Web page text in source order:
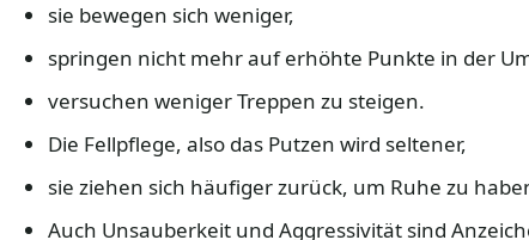
sie bewegen sich weniger,
springen nicht mehr auf erhöhte Punkte in der
versuchen weniger Treppen zu steigen.
Die Fellpflege, also das Putzen wird seltener,
sie ziehen sich häufiger zurück, um Ruhe zu
Auch Unsauberkeit und Aggressivität sind